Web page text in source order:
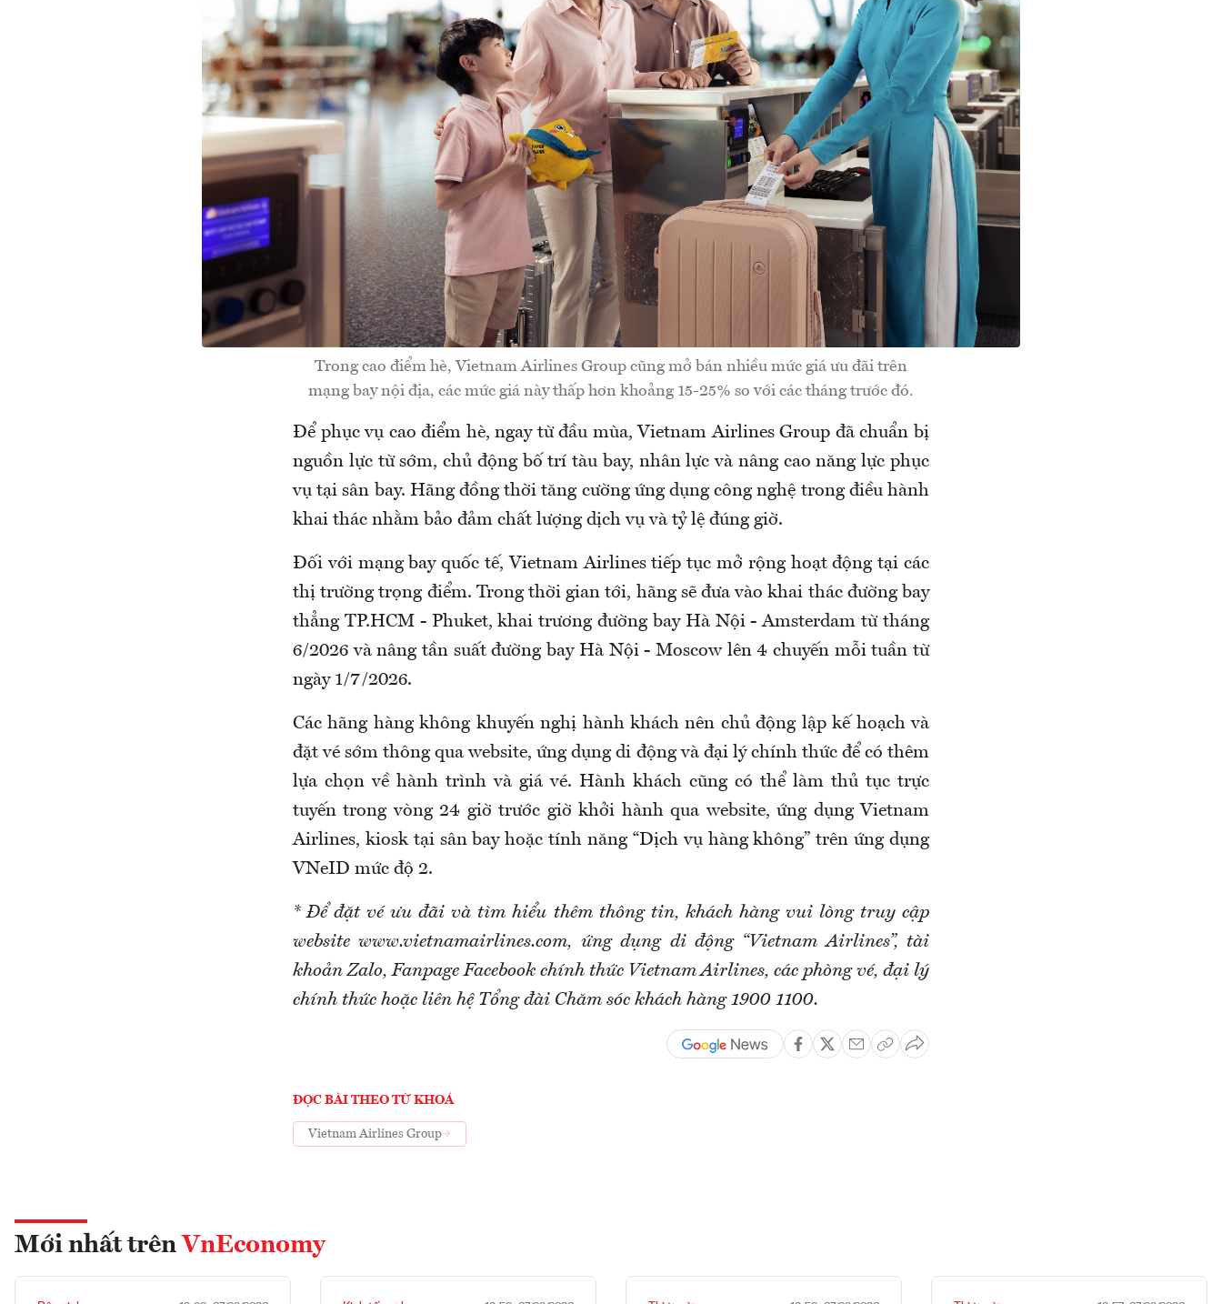
Trong cao điểm hè, Vietnam Airlines Group cũng mở bán nhiều mức giá ưu đãi trên
mạng bay nội địa, các mức giá này thấp hơn khoảng 15-25% so với các tháng trước đó.
Để phục vụ cao điểm hè, ngay từ đầu mùa, Vietnam Airlines Group đã chuẩn bị
nguồn lực từ sớm, chủ động bố trí tàu bay, nhân lực và nâng cao năng lực phục
vụ tại sân bay. Hãng đồng thời tăng cường ứng dụng công nghệ trong điều hành
khai thác nhằm bảo đảm chất lượng dịch vụ và tỷ lệ đúng giờ.
Đối với mạng bay quốc tế, Vietnam Airlines tiếp tục mở rộng hoạt động tại các
thị trường trọng điểm. Trong thời gian tới, hãng sẽ đưa vào khai thác đường bay
thẳng TP.HCM - Phuket, khai trương đường bay Hà Nội - Amsterdam từ tháng
6/2026 và nâng tần suất đường bay Hà Nội - Moscow lên 4 chuyến mỗi tuần từ
ngày 1/7/2026.
Các hãng hàng không khuyến nghị hành khách nên chủ động lập kế hoạch và
đặt vé sớm thông qua website, ứng dụng di động và đại lý chính thức để có thêm
lựa chọn về hành trình và giá vé. Hành khách cũng có thể làm thủ tục trực
tuyến trong vòng 24 giờ trước giờ khởi hành qua website, ứng dụng Vietnam
Airlines, kiosk tại sân bay hoặc tính năng “Dịch vụ hàng không” trên ứng dụng
VNeID mức độ 2.
* Để đặt vé ưu đãi và tìm hiểu thêm thông tin, khách hàng vui lòng truy cập
website www.vietnamairlines.com, ứng dụng di động “Vietnam Airlines”, tài
khoản Zalo, Fanpage Facebook chính thức Vietnam Airlines, các phòng vé, đại lý
chính thức hoặc liên hệ Tổng đài Chăm sóc khách hàng 1900 1100.
ĐỌC BÀI THEO TỪ KHOÁ
Vietnam Airlines Group
Mới nhất trên VnEconomy